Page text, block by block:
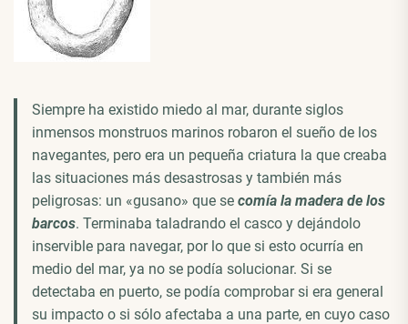
Siempre ha existido miedo al mar, durante siglos
inmensos monstruos marinos robaron el sueño de los
navegantes, pero era un pequeña criatura la que creaba
las situaciones más desastrosas y también más
peligrosas: un «gusano» que se comía la madera de los
barcos. Terminaba taladrando el casco y dejándolo
inservible para navegar, por lo que si esto ocurría en
medio del mar, ya no se podía solucionar. Si se
detectaba en puerto, se podía comprobar si era general
su impacto o si sólo afectaba a una parte, en cuyo caso